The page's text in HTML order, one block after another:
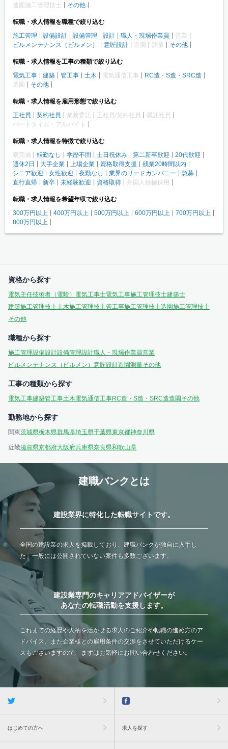
造園施工管理技士
その他
転職・求人情報を職種で絞り込む
施工管理
設備設計 設備管理 設計 職人・現場作業員
営業
ビルメンテナンス（ビルメン）
意匠設計 造園 測量 その他
転職・求人情報を工事の種類で絞り込む
電気工事
建築 管工事 土木 電気通信工事
RC造・S造・SRC造
造園
その他
転職・求人情報を雇用形態で絞り込む
正社員
契約社員 業務委託 正社員/契約社員
嘱託社員
パートタイム・アルバイト
転職・求人情報を特徴で絞り込む
寮完備
転勤なし 学歴不問 土日祝休み 第二新卒歓迎
20代歓迎
週休2日
大手企業 上場企業 資格取得支援
残業20時間以内
シニア歓迎
女性歓迎 夜勤なし 業界のリードカンパニー
急募
直行直帰
新卒 未経験歓迎 資格取得 外国人積極採用
転職・求人情報を希望年収で絞り込む
300万円以上
400万円以上 500万円以上 600万円以上
700万円以上
800万円以上
資格から探す
電気主任技術者（電験） 電気工事士電気工事施工管理技士建築士
建築施工管理技士土木施工管理技士管工事施工管理技士造園施工管理技士
その他
職種から探す
施工管理設備設計設備管理設計職人・現場作業員営業
ビルメンテナンス（ビルメン） 意匠設計造園測量その他
工事の種類から探す
電気工事建築管工事土木電気通信工事RC造・S造・SRC造造園 その他
勤務地から探す
関東茨城県栃木県群馬県埼玉県千葉県東京都神奈川県
近畿滋賀県京都府大阪府兵庫県奈良県和歌山県
建職バンクとは
建設業界に特化した転職サイトです。
全国の建設業の求人を掲載しており、建職バンクが独自に入手し
た、一般には公開されていない案件も多数ございます。
建設業専門のキャリアアドバイザーが
あなたの転職活動を支援します。
これまでの経歴や人柄を活かせる求人のご紹介や転職の進め方のア
ドバイス、また企業様との雇用条件の交渉をさせていただけるケー
スもございますので、まずはお気軽にお問い合わせください。
はじめての方へ 求人を探す